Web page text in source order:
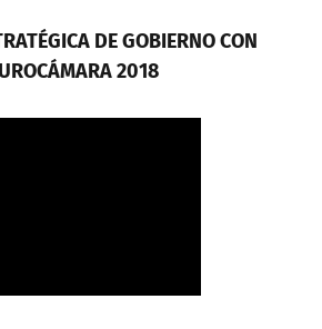
DE GOBIERNO CON
2018